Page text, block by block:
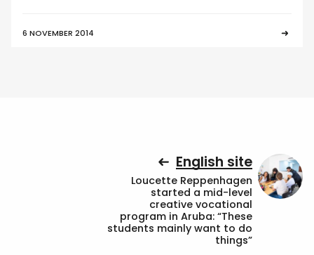
6 NOVEMBER 2014
English site
Loucette Reppenhagen
started a mid-level
creative vocational
program in Aruba: “These
students mainly want to do
things”